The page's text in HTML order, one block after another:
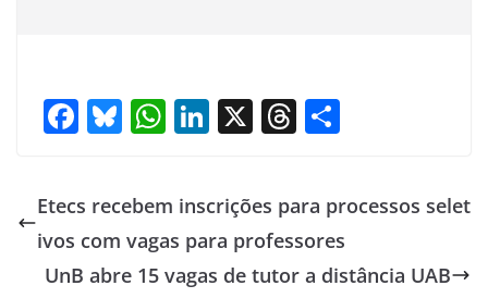
F
b
o
Bl
e
sk
y
W
at
s
A
Li
k
e
dI
X T
a
d
e
Etecs recebem inscrições para processos selet
ivos com vagas para professores
UnB abre 15 vagas de tutor a distância UAB